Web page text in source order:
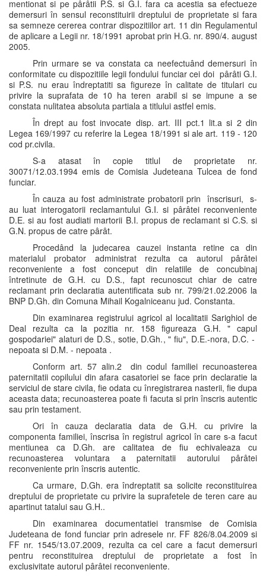
mentionat si pe pârâtii P.S. si G.I. fara ca acestia sa efectueze
demersuri în sensul reconstituirii dreptului de proprietate si fara
sa semneze cererea contrar dispozitiilor art. 11 din Regulamentul
de aplicare a Legii nr. 18/1991 aprobat prin H.G. nr. 890/4. august
2005.
Prin urmare se va constata ca neefectuând demersuri în
conformitate cu dispozitiile legii fondului funciar cei doi pârâti G.I.
si P.S. nu erau îndreptatiti sa figureze în calitate de titulari cu
privire la suprafata de 10 ha teren arabil si se impune a se
constata nulitatea absoluta partiala a titlului astfel emis.
În drept au fost invocate disp. art. III pct.1 lit.a si 2 din
Legea 169/1997 cu referire la Legea 18/1991 si ale art. 119 - 120
cod pr.civila.
S-a atasat în copie titlul de proprietate nr.
30071/12.03.1994 emis de Comisia Judeteana Tulcea de fond
funciar.
În cauza au fost administrate probatorii prin înscrisuri, s-
au luat interogatorii reclamantului G.I. si pârâtei reconveniente
D.E. si au fost audiati martorii B.I. propus de reclamant si C.S. si
G.N. propus de catre pârât.
Procedând la judecarea cauzei instanta retine ca din
materialul probator administrat rezulta ca autorul pârâtei
reconveniente a fost conceput din relatiile de concubinaj
întretinute de G.H. cu D.S., fapt recunoscut chiar de catre
reclamant prin declaratia autentificata sub nr. 799/21.02.2006 la
BNP D.Gh. din Comuna Mihail Kogalniceanu jud. Constanta.
Din examinarea registrului agricol al localitatii Sarighiol de
Deal rezulta ca la pozitia nr. 158 figureaza G.H. " capul
gospodariei" alaturi de D.S., sotie, D.Gh., " fiu", D.E.-nora, D.C. -
nepoata si D.M. - nepoata .
Conform art. 57 alin.2 din codul familiei recunoasterea
paternitatii copilului din afara casatoriei se face prin declaratie la
serviciul de stare civila, fie odata cu înregistrarea nasterii, fie dupa
aceasta data; recunoasterea poate fi facuta si prin înscris autentic
sau prin testament.
Ori în cauza declaratia data de G.H. cu privire la
componenta familiei, înscrisa în registrul agricol în care s-a facut
mentiunea ca D.Gh. are calitatea de fiu echivaleaza cu
recunoasterea voluntara a paternitatii autorului pârâtei
reconveniente prin înscris autentic.
Ca urmare, D.Gh. era îndreptatit sa solicite reconstituirea
dreptului de proprietate cu privire la suprafetele de teren care au
apartinut tatalui sau G.H..
Din examinarea documentatiei transmise de Comisia
Judeteana de fond funciar prin adresele nr. FF 826/8.04.2009 si
FF nr. 1545/13.07.2009, rezulta ca cel care a facut demersuri
pentru reconstituirea dreptului de proprietate a fost în
exclusivitate autorul pârâtei reconveniente.